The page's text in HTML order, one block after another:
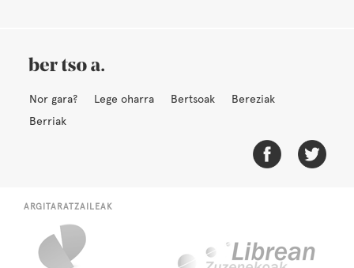
Nor gara? Lege oharra Bertsoak
Bereziak
Berriak
ARGITARATZAILEAK